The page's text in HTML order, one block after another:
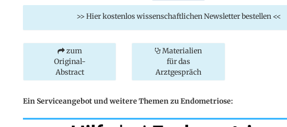
>> Hier kostenlos wissenschaftlichen Newsletter bestellen <<
zum
Original-
Abstract
Materialien
für das
Arztgespräch
Ein Serviceangebot und weitere Themen zu Endometriose: